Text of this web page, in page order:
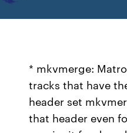
* mkvmerge:
tracks that have
header set
that header even